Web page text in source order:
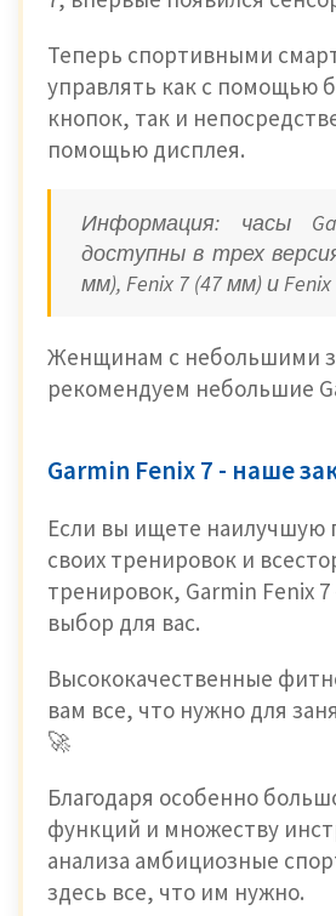
Теперь спортивными
управлять как с помощью
кнопок, так и
помощью дисплея.
Информация: часы
доступны в трех
мм), Fenix 7 (47 мм) и Fenix
Женщинам с небольшими
рекомендуем небольшие
Garmin Fenix 7 - наше
Если вы ищете наилучшую
своих тренировок и
тренировок, Garmin Fenix
выбор для вас.
Высококачественные
вам все, что нужно для
🚀
Благодаря особенно
функций и множеству
анализа амбициозные
здесь все, что им нужно.